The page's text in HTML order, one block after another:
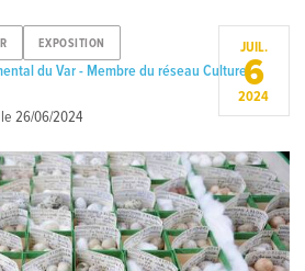
EXPOSITION
du Var - Membre du réseau Culture
le26/06/2024
JUIL.
6
2024